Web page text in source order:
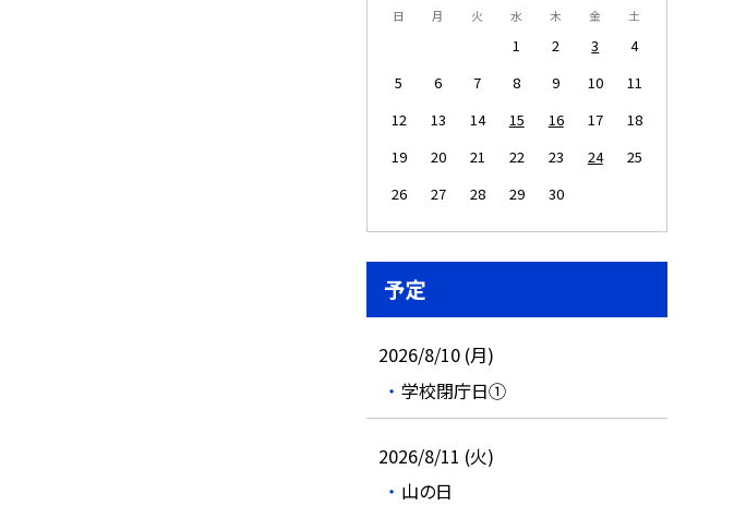
日 月 火 水 木 金 土
1 2 3
4
5
6 7 8 9 10
11
12
13 14 15 16 17
18
19
20 21 22 23 24
25
26
27 28 29 30
予定
2026/8/10 (月)
学校閉庁日①
2026/8/11 (火)
山の日